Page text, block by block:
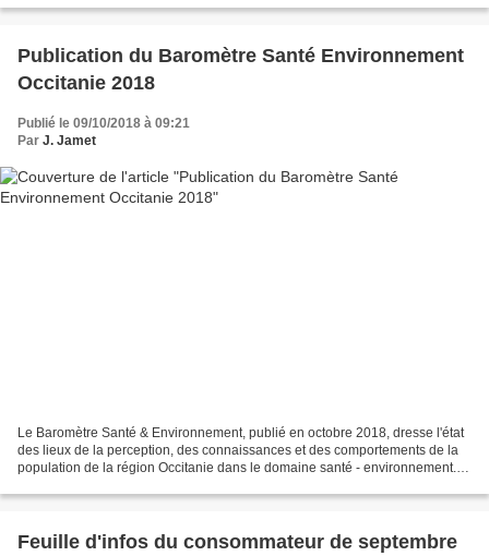
Publication du Baromètre Santé Environnement
Occitanie 2018
Publié le 09/10/2018 à 09:21
Par J. Jamet
Le Baromètre Santé & Environnement, publié en octobre 2018, dresse l'état
des lieux de la perception, des connaissances et des comportements de la
population de la région Occitanie dans le domaine santé - environnement. Il
Feuille d'infos du consommateur de septembre